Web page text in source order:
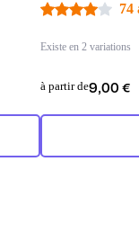
74
Existe en 2 variations
à partir de9,00 €